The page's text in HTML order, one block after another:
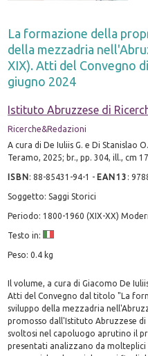
La formazione della
della mezzadria
XIX). Atti del Convegno
giugno 2024
Istituto Abruzzese di
Ricerche&Redazioni
A cura di De Iuliis G. e Di Stanislao O.
Teramo, 2025; br., pp. 304, ill., cm
ISBN:88-85431-94-1 - EAN13 :
Soggetto: Saggi Storici
Periodo: 1800-1960 (XIX-XX)
Testo in:
Peso: 0.4 kg
Il volume, a cura di Giacomo De
Atti del Convegno dal titolo "La
sviluppo della mezzadria
promosso dall'Istituto Abruzzese di
svoltosi nel capoluogo aprutino il
presentati analizzano da